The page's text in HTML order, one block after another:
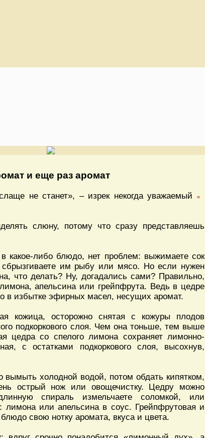
и еще раз аромат
не станет», – изрек некогда уважаемый
слюну, потому что сразу представляешь
какое-либо блюдо, нет проблем: выжимаете сок
им рыбу или мясо. Но если нужен
что делать? Ну, догадались сами? Правильно,
апельсина или грейпфрута. Ведь в цедре
в избытке эфирных масел, несущих аромат.
кожица, осторожно снятая с кожуры плодов
подкоркового слоя. Чем она тоньше, тем выше
цедра со спелого лимона сохраняет лимонно-
с остатками подкоркового слоя, высохнув,
холодной водой, потом обдать кипятком,
острый нож или овощечистку. Цедру можно
спираль измельчаете соломкой, или
лимона или апельсина в соус. Грейпфрутовая и
свою нотку аромата, вкуса и цвета.